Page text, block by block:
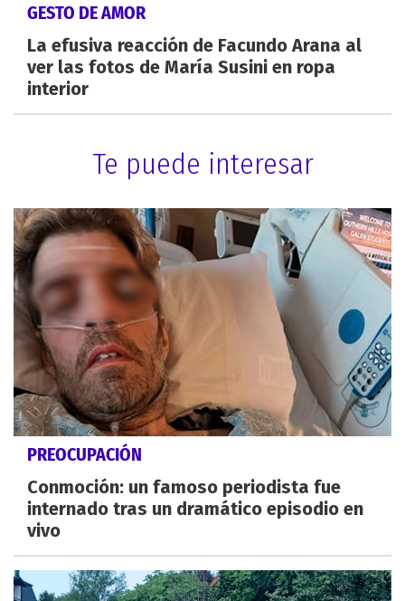
GESTO DE AMOR
La efusiva reacción de Facundo Arana al
ver las fotos de María Susini en ropa
interior
Te puede interesar
PREOCUPACIÓN
Conmoción: un famoso periodista fue
internado tras un dramático episodio en
vivo